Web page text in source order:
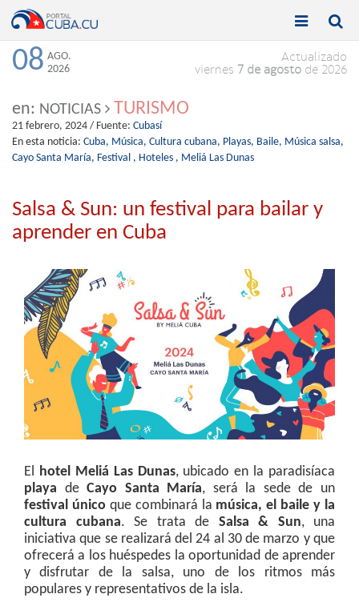
Toggle

Toggle

08 AGO.
2026
Actualizado
viernes 7 de agosto de 2026
en: NOTICIAS TURISMO
21 febrero, 2024 / Fuente: Cubasí
En esta noticia: Cuba, Música, Cultura cubana, Playas, Baile, Música salsa,
Cayo Santa María, Festival , Hoteles , Meliá Las Dunas
Salsa & Sun: un festival para bailar y
aprender en Cuba
El hotel Meliá Las Dunas, ubicado en la paradisíaca
playa deCayo Santa María, será la sede de un
festival único que combinará la música, el baile y la
cultura cubana. Se trata de Salsa & Sun, una
iniciativa que se realizará del 24 al 30 de marzo y que
ofrecerá a los huéspedes la oportunidad de aprender
y disfrutar de la salsa, uno de los ritmos más
populares y representativos de la isla.